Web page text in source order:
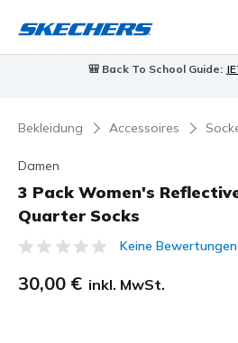
🎒 Back To School Guide:
Bekleidung Accessoires
Damen
3 Pack Women's
Quarter Socks
4,9 von 5 Kundenbewertungen
Keine Bewertungen
30,00 € inkl. MwSt.